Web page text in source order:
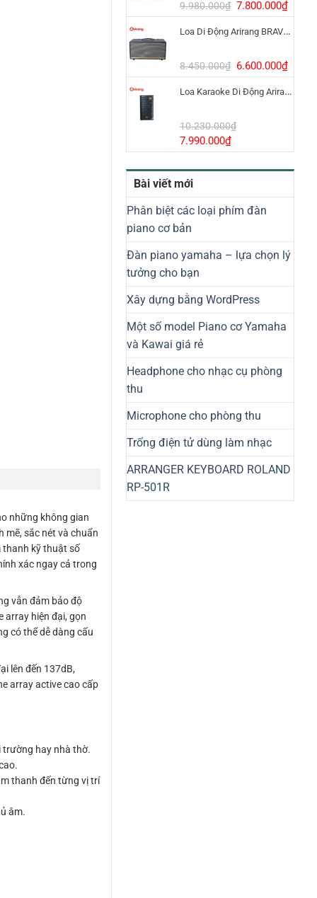
8.800.000₫.
9.980.000₫ Giá
gốc
là:
7.800.000₫Giá
hiện
tại
Loa Di Động Arirang BRAVO 8 800W Có Micro
8.450.000₫ Giá
gốc
là:
6.600.000₫Giá
hiện
tại
Loa Karaoke Di Động Arirang EDGE-X Model I
10.230.000₫
Giá
gốc
là:
10.230.000₫.
7.990.000₫Giá
hiện
tại
7.990.000₫.
Bài viết mới
Phân biệt các loại phím đàn
piano cơ bản
Đàn piano yamaha – lựa chọn lý
tưởng cho bạn
Xây dựng bằng WordPress
Một số model Piano cơ Yamaha
và Kawai giá rẻ
Headphone cho nhạc cụ phòng
thu
Microphone cho phòng thu
Trống điện tử dùng làm nhạc
ARRANGER KEYBOARD ROLAND
RP-501R
những không gian
mẽ, sắc nét và chuẩn
thanh kỹ thuật số
xác ngay cả trong
vẫn đảm bảo độ
array hiện đại, gọn
có thể dễ dàng cấu
lên đến 137dB,
array active cao cấp
trường hay nhà thờ.
thanh đến từng vị trí
âm.